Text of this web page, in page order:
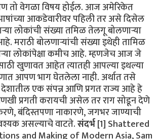
तो वेगळा विषय होईल. आज अमेरिकेत
आकडेवारीवर पहिली तर असे दिसेल
लोकांची संख्या तमिळ तेलगू बोलणाऱ्या
मराठी बोलणाऱ्यांची संख्या इथेही तामिळ
लोकांपेक्षा कमीच आहे. म्हणजेच आज जे
खुणावत आहेत त्यातही आपल्या इथल्या
आपण भाग घेतलेला नाही. अर्थात तसे
देशातील एक संपन्न आणि प्रगत राज्य आहे हे
प्रगती करायची असेल तर राग सोडून देणे
बंदिस्तपणा नाकारणे, जगभर जाण्याची
असल्याचे वाटते.संदर्भ[1] Shattered
and Making of Modern Asia, Sam